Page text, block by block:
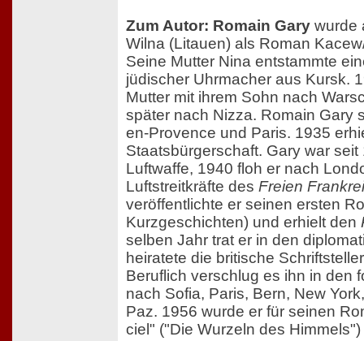
Zum Autor: Romain Gary wurde
Wilna (Litauen) als Roman
Seine Mutter Nina entstammte
jüdischer Uhrmacher aus Kursk.
Mutter mit ihrem Sohn nach
später nach Nizza. Romain Gary
en-Provence und Paris. 1935
Staatsbürgerschaft. Gary war
Luftwaffe, 1940 floh er nach
Luftstreitkräfte des Freien
veröffentlichte er seinen ersten
Kurzgeschichten) und erhielt den
selben Jahr trat er in den
heiratete die britische
Beruflich verschlug es ihn in den
nach Sofia, Paris, Bern, New
Paz. 1956 wurde er für seinen
ciel" ("Die Wurzeln des